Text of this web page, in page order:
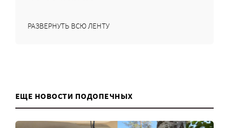
РАЗВЕРНУТЬ ВСЮ ЛЕНТУ
ЕЩЕ НОВОСТИ ПОДОПЕЧНЫХ